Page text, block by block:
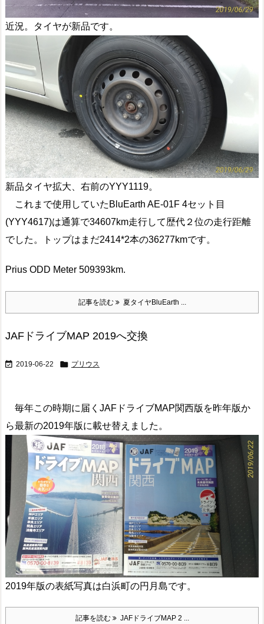
近況。タイヤが新品です。
新品タイヤ拡大、右前のYYY1119。
これまで使用していたBluEarth AE-01F 4セット目
(YYY4617)は通算で34607km走行して歴代２位の走行距離
でした。トップはまだ2414*2本の36277kmです。
Prius ODD Meter 509393km.
記事を読む 夏タイヤBluEarth ...
JAFドライブMAP 2019へ交換
 2019-06-22  プリウス
毎年この時期に届くJAFドライブMAP関西版を昨年版か
ら最新の2019年版に載せ替えました。
2019年版の表紙写真は白浜町の円月島です。
記事を読む JAFドライブMAP 2 ...